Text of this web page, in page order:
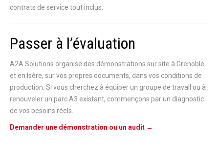
contrats de service tout inclus.
Passer à l’évaluation
A2A Solutions organise des démonstrations sur site à Grenoble
et en Isère, sur vos propres documents, dans vos conditions de
production. Si vous cherchez à équiper un groupe de travail ou à
renouveler un parc A3 existant, commençons par un diagnostic
de vos besoins réels.
Demander une démonstration ou un audit →